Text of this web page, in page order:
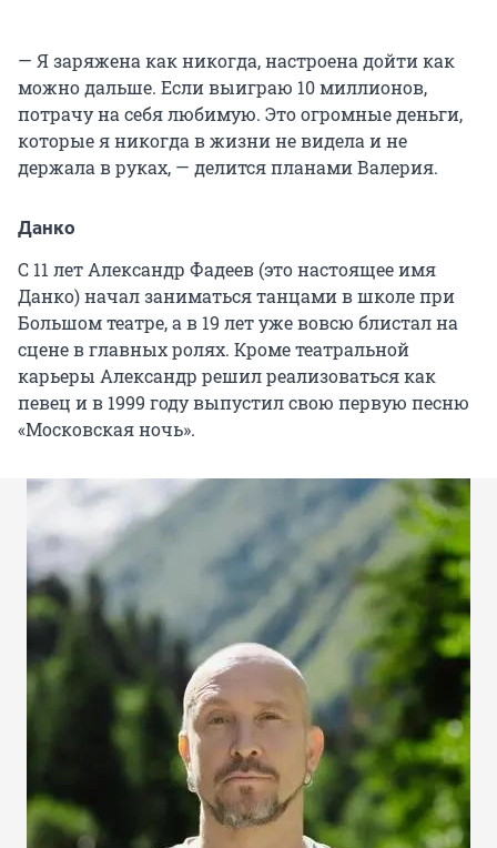
— Я заряжена как никогда, настроена дойти как
можно дальше. Если выиграю 10 миллионов,
потрачу на себя любимую. Это огромные деньги,
которые я никогда в жизни не видела и не
держала в руках, — делится планами Валерия.
Данко
С 11 лет Александр Фадеев (это настоящее имя
Данко) начал заниматься танцами в школе при
Большом театре, а в 19 лет уже вовсю блистал на
сцене в главных ролях. Кроме театральной
карьеры Александр решил реализоваться как
певец и в 1999 году выпустил свою первую песню
«Московская ночь».